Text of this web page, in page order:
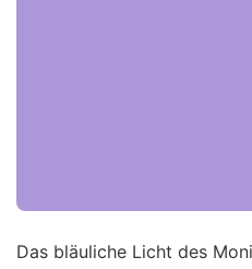
Das bläuliche Licht des